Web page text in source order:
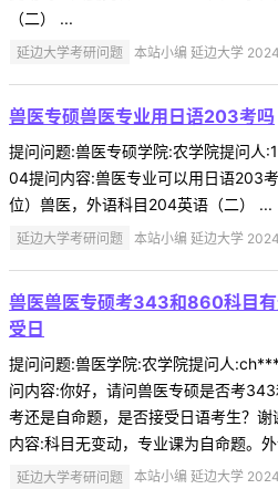
（二） ...
延边大学考研问题 本站小编 延边大学
兽医专硕兽医专业用日语203考吗
提问问题:兽医专硕学院:农学院提问
04提问内容:兽医专业可以用日语203
位）兽医，外语科目204英语（二） ...
延边大学考研问题 本站小编 延边大学
兽医兽医专硕考343和860科目
受日
提问问题:兽医学院:农学院提问人
问内容:你好，请问兽医专硕是否考
考还是自命题，是否接受日语考生？
内容:科目无变动，专业课为自命题。
延边大学考研问题 本站小编 延边大学